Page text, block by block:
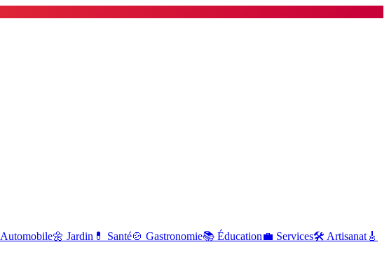
Automobile🌼 Jardin 💊 Santé🍲 Gastronomie📚 Éducation💼 Services🛠 Artisanat 🎸